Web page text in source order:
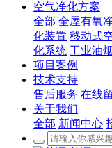
空气净化方案
全部 全屋有氧
化装置 移动式
化系统 工业油
项目案例
技术支持
售后服务 在线
关于我们
全部 新闻中心